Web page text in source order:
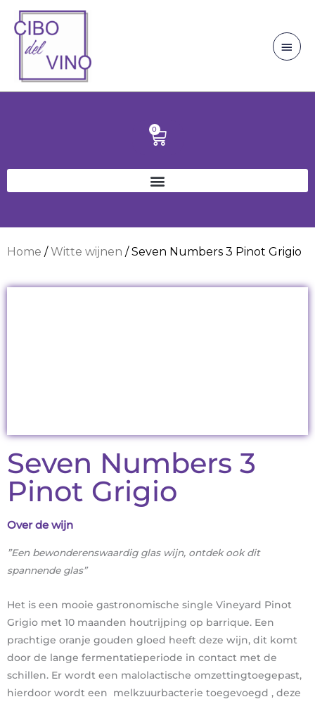
naar
0
Winkelwagen
Home /Witte wijnen / Seven Numbers 3 Pinot Grigio
Seven Numbers 3
Pinot Grigio
Over de wijn
”Een bewonderenswaardig glas wijn, ontdek ook dit
spannende glas”
Het is een mooie gastronomische single Vineyard Pinot
Grigio met 10 maanden houtrijping op barrique. Een
prachtige oranje gouden gloed heeft deze wijn, dit komt
door de lange fermentatieperiode in contact met de
schillen. Er wordt een malolactische omzettingtoegepast,
hierdoor wordt een melkzuurbacterie toegevoegd , deze